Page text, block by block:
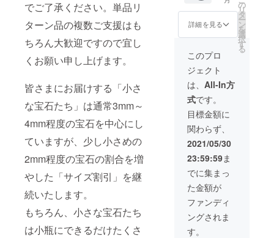
でご了承ください。単品リ
ターン品の複数ご支援はも
ちろん大歓迎ですので宜し
くお願い申し上げます。
皆さまにお届けする「小さ
な宝石たち」は通常3mm～
4mm程度の宝石を中心にし
ていますが、少し小さめの
2mm程度の宝石の割合を増
やした「サイズ割引」を継
続いたします。
もちろん、小さな宝石たち
は小瓶にできるだけたくさ
宝石を気軽
に楽しめる
SMALL
GEMs をぜ
ひご利用く
ださい。
M2104-
F-1） 小
さな宝
石たち
の中か
ら、
「様々
な色」
の宝石
を選別
しまし
た。 で
きるだ
け詰め
込んだ
小瓶を
１個お
届けし
ます。
➡
感謝の
恩返し
スペ
詳細を見る
の
リ
タ
ー
ン
を
選
択
す
る
このプロ
ジェクト
は、 All-In方
式です。
目標金額に
関わらず、
2021/05/30
23:59:59ま
でに集まっ
た金額が
ファンディ
ングされま
す。